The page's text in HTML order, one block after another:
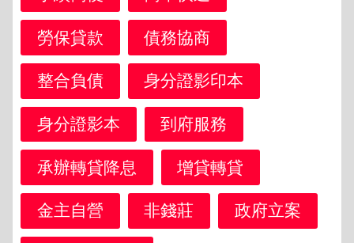
勞保貸款 債務協商
整合負債 身分證影印本
身分證影本 到府服務
承辦轉貸降息 增貸轉貸
金主自營 非錢莊 政府立案